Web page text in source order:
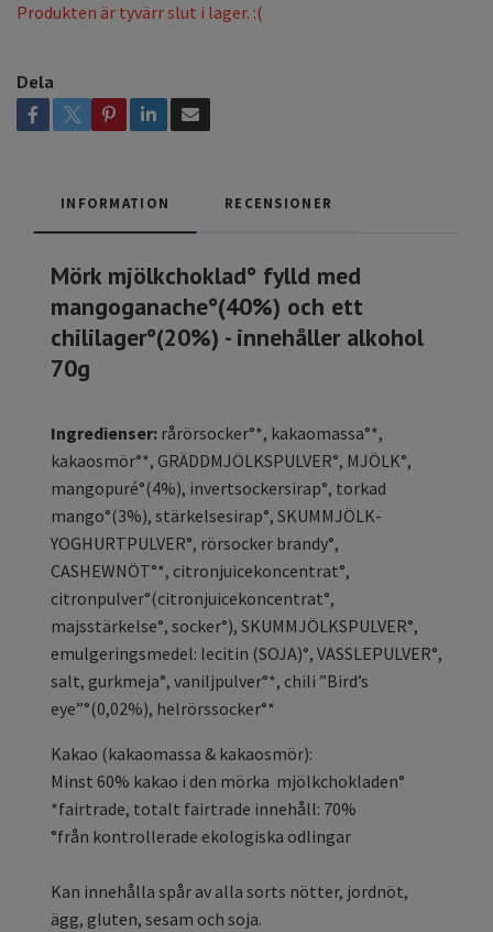
Produkten är tyvärr slut i lager. :(
Dela
INFORMATION RECENSIONER
Mörk mjölkchoklad° fylld med
mangoganache°(40%) och ett
chililager°(20%) - innehåller alkohol
70g
Ingredienser: rårörsocker°*, kakaomassa°*,
kakaosmör°*, GRÄDDMJÖLKSPULVER°, MJÖLK°,
mangopuré°(4%), invertsockersirap°, torkad
mango°(3%), stärkelsesirap°, SKUMMJÖLK-
YOGHURTPULVER°, rörsocker brandy°,
CASHEWNÖT°*, citronjuicekoncentrat°,
citronpulver°(citronjuicekoncentrat°,
majsstärkelse°, socker°), SKUMMJÖLKSPULVER°,
emulgeringsmedel: lecitin (SOJA)°, VASSLEPULVER°,
salt, gurkmeja°, vaniljpulver°*, chili ”Bird’s
eye”°(0,02%), helrörssocker°*
Kakao (kakaomassa & kakaosmör):
Minst 60% kakao i den mörka mjölkchokladen°
*fairtrade, totalt fairtrade innehåll: 70%
°från kontrollerade ekologiska odlingar
Kan innehålla spår av alla sorts nötter, jordnöt,
ägg, gluten, sesam och soja.